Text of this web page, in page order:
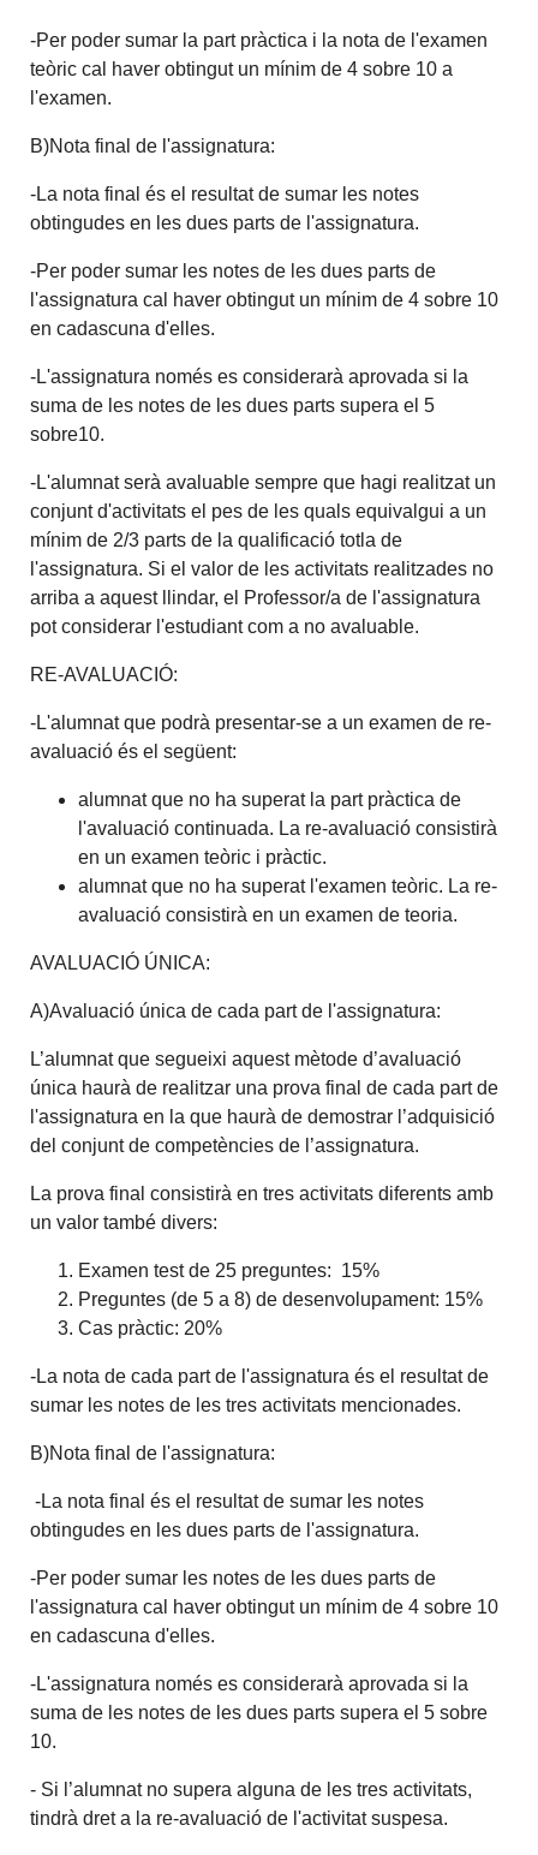
-Per poder sumar la part pràctica i la nota de l'examen
teòric cal haver obtingut un mínim de 4 sobre 10 a
l'examen.
B)Nota final de l'assignatura:
-La nota final és el resultat de sumar les notes
obtingudes en les dues parts de l'assignatura.
-Per poder sumar les notes de les dues parts de
l'assignatura cal haver obtingut un mínim de 4 sobre 10
en cadascuna d'elles.
-L'assignatura només es considerarà aprovada si la
suma de les notes de les dues parts supera el 5
sobre10.
-L'alumnat serà avaluable sempre que hagi realitzat un
conjunt d'activitats el pes de les quals equivalgui a un
mínim de 2/3 parts de la qualificació totla de
l'assignatura. Si el valor de les activitats realitzades no
arriba a aquest llindar, el Professor/a de l'assignatura
pot considerar l'estudiant com a no avaluable.
RE-AVALUACIÓ:
-L'alumnat que podrà presentar-se a un examen de re-
avaluació és el següent:
alumnat que no ha superat la part pràctica de
l'avaluació continuada. La re-avaluació consistirà
en un examen teòric i pràctic.
alumnat que no ha superat l'examen teòric. La re-
avaluació consistirà en un examen de teoria.
AVALUACIÓ ÚNICA:
A)Avaluació única de cada part de l'assignatura:
L’alumnat que segueixi aquest mètode d’avaluació
única haurà de realitzar una prova final de cada part de
l'assignatura en la que haurà de demostrar l’adquisició
del conjunt de competències de l’assignatura.
La prova final consistirà en tres activitats diferents amb
un valor també divers:
Examen test de 25 preguntes: 15%
Preguntes (de 5 a 8) de desenvolupament: 15%
Cas pràctic: 20%
-La nota de cada part de l'assignatura és el resultat de
sumar les notes de les tres activitats mencionades.
B)Nota final de l'assignatura:
-La nota final és el resultat de sumar les notes
obtingudes en les dues parts de l'assignatura.
-Per poder sumar les notes de les dues parts de
l'assignatura cal haver obtingut un mínim de 4 sobre 10
en cadascuna d'elles.
-L'assignatura només es considerarà aprovada si la
suma de les notes de les dues parts supera el 5 sobre
10.
- Si l’alumnat no supera alguna de les tres activitats,
tindrà dret a la re-avaluació de l'activitat suspesa.